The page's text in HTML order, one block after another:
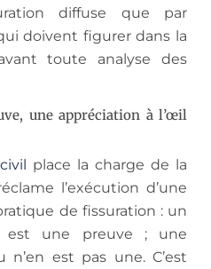
diffuse que par
doivent figurer dans la
toute analyse des
une appréciation à l’œil
place la charge de la
l’exécution d’une
de fissuration : un
une preuve ; une
est pas une. C’est